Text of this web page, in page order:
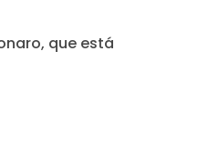
que está